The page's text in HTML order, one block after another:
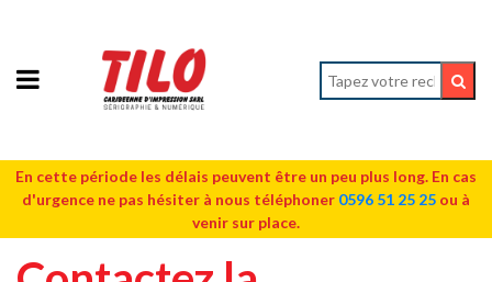
En cette période les délais peuvent être un peu plus long. En cas
d'urgence ne pas hésiter à nous téléphoner 0596 51 25 25 ou à
venir sur place.